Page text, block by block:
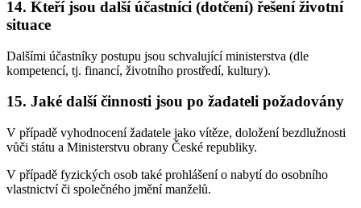
14. Kteří jsou další účastníci (dotčení) řešení životní
situace
Dalšími účastníky postupu jsou schvalující ministerstva (dle
kompetencí, tj. financí, životního prostředí, kultury).
15. Jaké další činnosti jsou po žadateli požadovány
V případě vyhodnocení žadatele jako vítěze, doložení bezdlužnosti
vůči státu a Ministerstvu obrany České republiky.
V případě fyzických osob také prohlášení o nabytí do osobního
vlastnictví či společného jmění manželů.